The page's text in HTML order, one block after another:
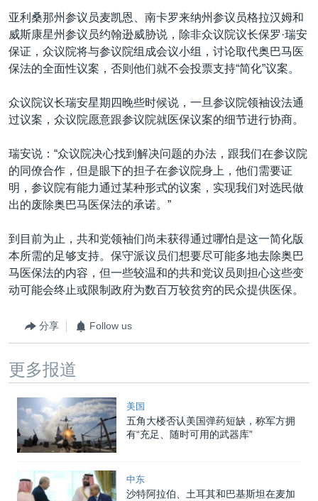
亚利桑那州参议员麦凯恩、南卡罗来纳州参议员格拉汉姆和
威斯康星州参议员约翰逊威胁说，除非众议院议长保罗·瑞安
保证，众议院将与参议院组成会议小组，讨论取代奥巴马医
保法的全面性议案，否则他们就不会投票支持“简化”议案。
众议院议长瑞安星期四晚些时候说，一旦参议院领袖设法通
过议案，众议院愿意跟参议院就医保议案的细节进行协商。
瑞安说：“众议院决心找到解决问题的办法，跟我们在参议院
的同僚合作，但是眼下的担子在参议院身上，他们需要证
明，参议院有能力通过某种形式的议案，实现我们对选民做
出的废除奥巴马医保法的承诺。”
到目前为止，共和党领袖们尚未获得通过哪怕是这一简化版
本所需的足够支持。保守派议员们想要尽可能多地去除奥巴
马医保法的内容，但一些较温和的共和党议员则担心这些变
动可能会终止或限制政府为数百万较贫穷的民众提供医保。
分享 Follow us
更多报道
美国
五角大楼否认美国弹药短缺，称军方拥
有“充足、随时可用的武器库”
中东
沙特阿拉伯、土耳其和巴基斯坦在麦加